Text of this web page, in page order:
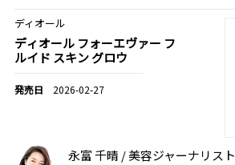
ディオール
ディオール フォーエヴァー フ
ルイド スキン グロウ
2026-02-27
永富 千晴 / 美容ジャーナリスト